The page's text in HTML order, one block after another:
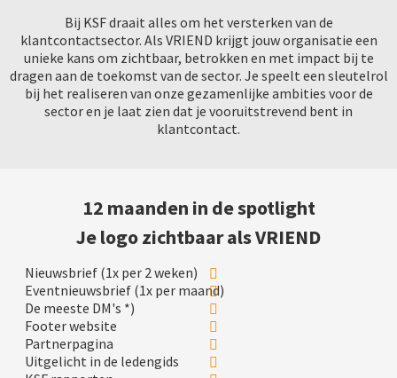
Bij KSF draait alles om het versterken van de
klantcontactsector. Als VRIEND krijgt jouw organisatie een
unieke kans om zichtbaar, betrokken en met impact bij te
dragen aan de toekomst van de sector. Je speelt een sleutelrol
bij het realiseren van onze gezamenlijke ambities voor de
sector en je laat zien dat je vooruitstrevend bent in
klantcontact.
12 maanden in de spotlight
Je logo zichtbaar als VRIEND
Nieuwsbrief (1x per 2 weken)
Eventnieuwsbrief (1x per maand)
De meeste DM's *)
Footer website
Partnerpagina
Uitgelicht in de ledengids
gebruikt
van